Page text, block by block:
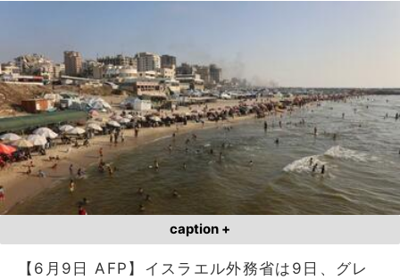
caption +
【6月9日 AFP】イスラエル外務省は9日、グレ